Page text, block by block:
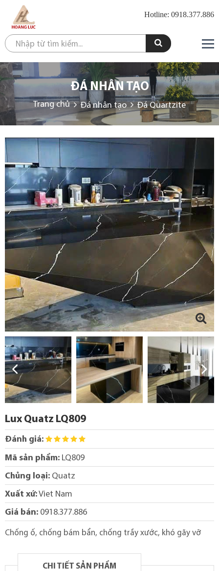
Hotline: 0918.377.886
ĐÁ NHÂN TẠO
Trang chủ Đá nhân tạo Đá Quartzite
Lux Quatz LQ809
Đánh giá:
Mã sản phẩm: LQ809
Chủng loại: Quatz
Xuất xứ:Viet Nam
Giá bán: 0918.377.886
Chống ố, chống bám bẩn, chống trầy xước, khó gãy vỡ
CHI TIẾT SẢN PHẨM